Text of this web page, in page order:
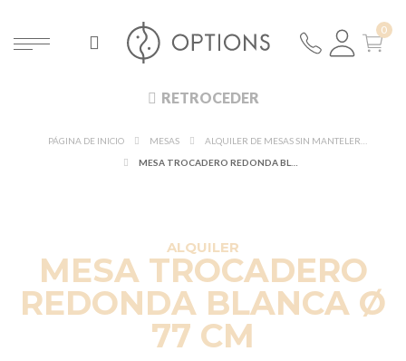
RETROCEDER
PÁGINA DE INICIO MESAS
ALQUILER
MESA TROCADERO
REDONDA BLANCA Ø
77 CM